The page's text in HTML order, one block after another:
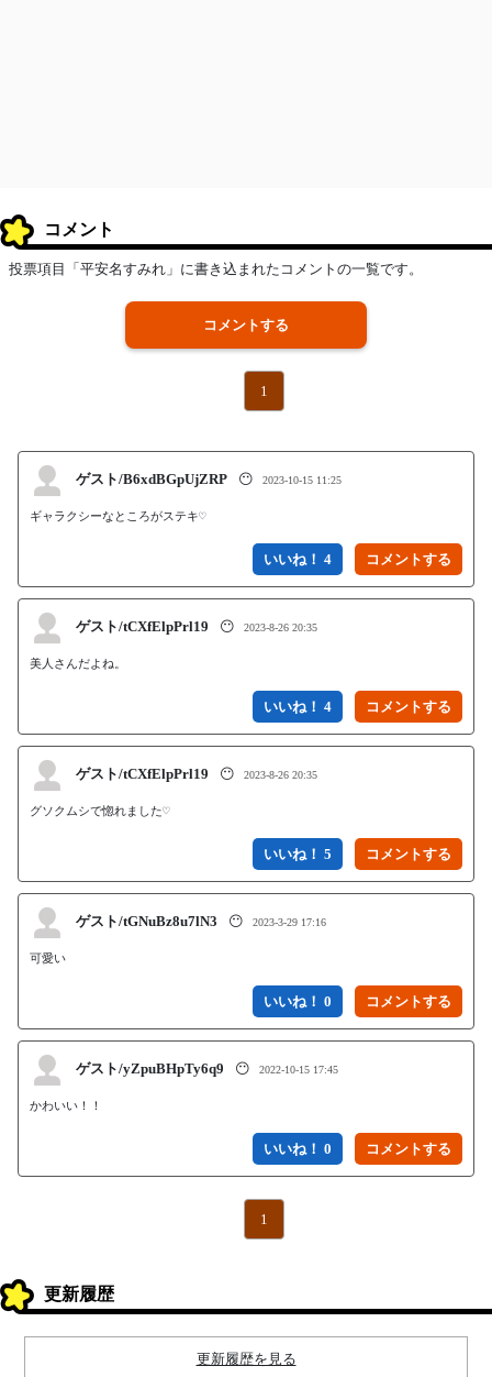
コメント
投票項目「平安名すみれ」に書き込まれたコメントの一覧です。
コメントする
1
ゲスト/B6xdBGpUjZRP 😶 2023-10-15 11:25
ギャラクシーなところがステキ♡
いいね！ 4
ゲスト/tCXfElpPrl19 😶 2023-8-26 20:35
美人さんだよね。
いいね！ 4
ゲスト/tCXfElpPrl19 😶 2023-8-26 20:35
グソクムシで惚れました♡
いいね！ 5
ゲスト/tGNuBz8u7lN3 😶 2023-3-29 17:16
いいね！ 0
ゲスト/yZpuBHpTy6q9 😶 2022-10-15 17:45
かわいい！！
いいね！ 0
1
更新履歴
更新履歴を見る